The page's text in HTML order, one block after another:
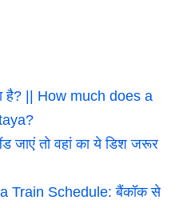
है? || How much does a
जाएं तो वहां का ये डिश जरूर
Train Schedule: बैंकॉक से